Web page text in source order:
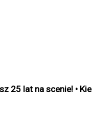
25 lat na scenie! •